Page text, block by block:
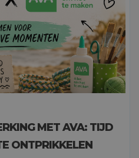
MET AVA: TIJD
ONTPRIKKELEN